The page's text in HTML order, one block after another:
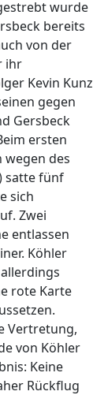
wurde
bereits
von der
ihr
Kevin Kunz
gegen
Gersbeck
ersten
wegen des
satte fünf
sich
Zwei
entlassen
Köhler
rote Karte
Vertretung,
von Köhler
Keine
Rückflug